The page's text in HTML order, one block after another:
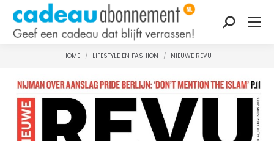
Zoeken:
Je bent hier:
HOME LIFESTYLE EN FASHION NIEUWE REVU